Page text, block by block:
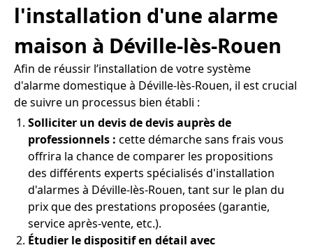
l'installation d'une alarme
maison à Déville-lès-Rouen
Afin de réussir l’installation de votre système
d'alarme domestique à Déville-lès-Rouen, il est crucial
de suivre un processus bien établi :
Solliciter un devis de devis auprès de
professionnels : cette démarche sans frais vous
offrira la chance de comparer les propositions
des différents experts spécialisés d'installation
d'alarmes à Déville-lès-Rouen, tant sur le plan du
prix que des prestations proposées (garantie,
service après-vente, etc.).
Étudier le dispositif en détail avec